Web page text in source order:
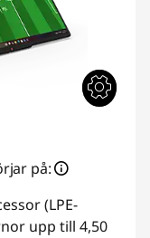
på:
(LPE-
upp till 4,50